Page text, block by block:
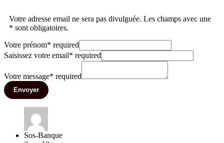
Votre adresse email ne sera pas divulguée. Les champs avec une
* sont obligatoires.
Votre prénom* required
Saisissez votre email* required
Votre message* required
Envoyer
Sos-Banque